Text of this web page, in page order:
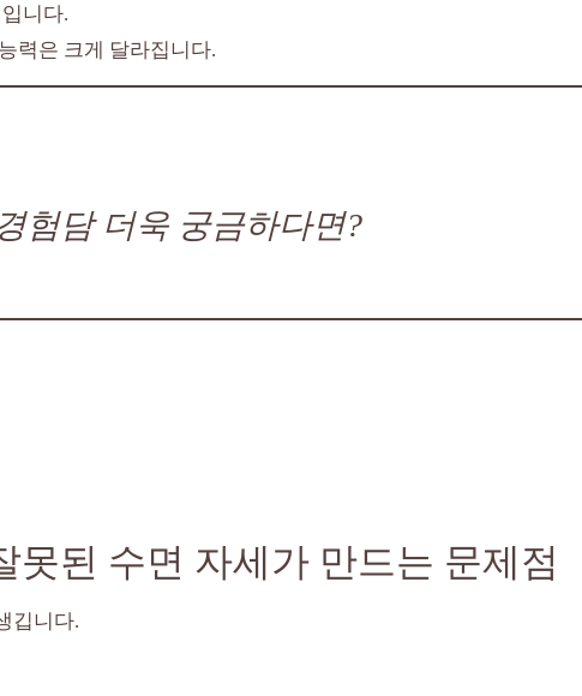
니다.
력은 크게 달라집니다.
험담 더욱 궁금하다면?
된 수면 자세가 만드는 문제점
깁니다.